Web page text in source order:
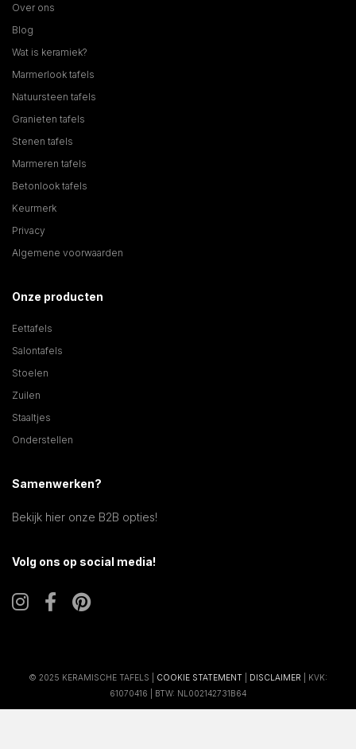
Over ons
Blog
Wat is keramiek?
Marmerlook tafels
Natuursteen tafels
Granieten tafels
Stenen tafels
Marmeren tafels
Betonlook tafels
Keurmerk
Privacy
Algemene voorwaarden
Onze producten
Eettafels
Salontafels
Stoelen
Zuilen
Staaltjes
Onderstellen
Samenwerken?
Bekijk hier onze B2B opties!
Volg ons op social media!
© 2025 KERAMISCHE TAFELS | COOKIE STATEMENT DISCLAIMER | KVK:
61070416 | BTW: NL002142731B64